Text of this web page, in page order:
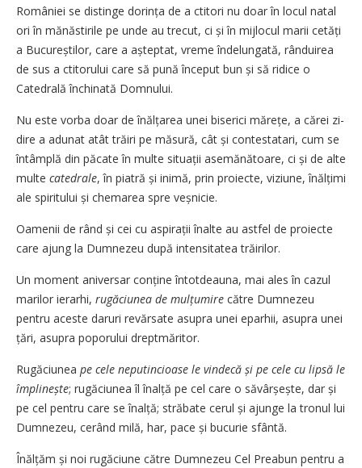
României se distinge dorința de a ctitori nu doar în locul natal
ori în mănăstirile pe unde au trecut, ci și în mijlocul marii cetăți
a Bucu­reștilor, care a așteptat, vreme îndelungată, rânduirea
de sus a ctitorului care să pună început bun și să ridice o
Catedrală închinată Domnului.
Nu este vorba doar de înălța­rea unei biserici mărețe, a cărei zi­
dire a adunat atât trăiri pe măsură, cât și contestatari, cum se
întâmplă din păcate în multe si­tuații asemănătoare, ci și de alte
multe catedrale, în piatră și inimă, prin proiecte, viziune, înăl­țimi
ale spiritului și chemarea spre veș­nicie.
Oamenii de rând și cei cu aspi­rații înalte au astfel de proiecte
care ajung la Dumnezeu după intensitatea trăirilor.
Un moment aniversar conține întotdeauna, mai ales în cazul
marilor ierarhi, rugăciunea de mulțumire către Dumnezeu
pentru aceste daruri revărsate asupra unei eparhii, asupra unei
țări, asupra poporului dreptmăritor.
Rugăciunea pe cele neputincioase le vindecă și pe cele cu lipsă le
împlinește; rugăciunea îl înalță pe cel care o săvârșește, dar și
pe cel pentru care se înalță; străbate cerul și ajunge la tronul lui
Dumnezeu, cerând milă, har, pace și bucurie sfântă.
Înălțăm și noi rugăciune către Dumnezeu Cel Preabun pentru a